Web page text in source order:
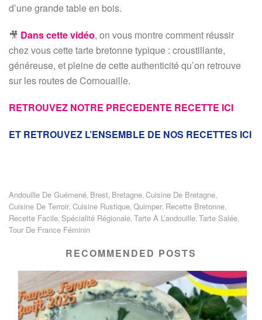
d’une grande table en bois.
🎥 Dans cette vidéo, on vous montre comment réussir
chez vous cette tarte bretonne typique : croustillante,
généreuse, et pleine de cette authenticité qu’on retrouve
sur les routes de Cornouaille.
RETROUVEZ NOTRE PRECEDENTE RECETTE ICI
ET RETROUVEZ L’ENSEMBLE DE NOS RECETTES ICI
Andouille De Guémené Brest Bretagne Cuisine De Bretagne
Cuisine De Terroir Cuisine Rustique Quimper Recette Bretonne
Recette Facile Spécialité Régionale Tarte À L’andouille Tarte Salée
Tour De France Féminin
RECOMMENDED POSTS